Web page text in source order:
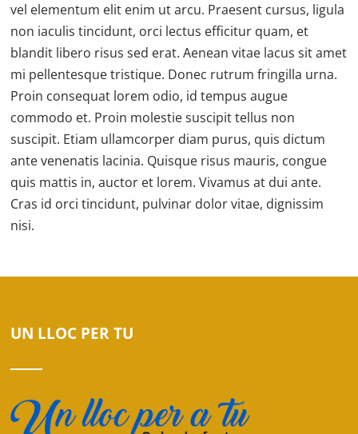
vel elementum elit enim ut arcu. Praesent cursus, ligula
non iaculis tincidunt, orci lectus efficitur quam, et
blandit libero risus sed erat. Aenean vitae lacus sit amet
mi pellentesque tristique. Donec rutrum fringilla urna.
Proin consequat lorem odio, id tempus augue
commodo et. Proin molestie suscipit tellus non
suscipit. Etiam ullamcorper diam purus, quis dictum
ante venenatis lacinia. Quisque risus mauris, congue
quis mattis in, auctor et lorem. Vivamus at dui ante.
Cras id orci tincidunt, pulvinar dolor vitae, dignissim
nisi.
UN LLOC PER TU